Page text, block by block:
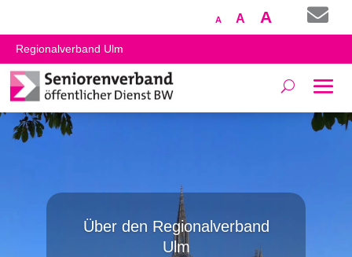
A Decrease
font
A Reset
font
A Increase
font

Regionalverband Ulm
Über den Regionalverband
Ulm